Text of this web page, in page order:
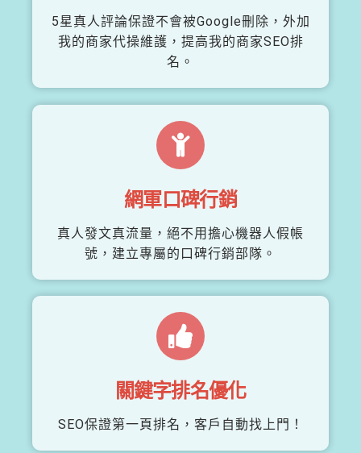
5星真人評論保證不會被Google刪除，外加
我的商家代操維護，提高我的商家SEO排
名。
網軍口碑行銷
真人發文真流量，絕不用擔心機器人假帳
號，建立專屬的口碑行銷部隊。
關鍵字排名優化
SEO保證第一頁排名，客戶自動找上門！